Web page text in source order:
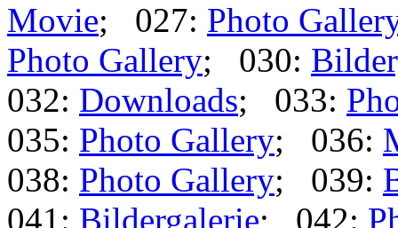
Movie; 027: Photo
Photo Gallery; 030:
032: Downloads; 033:
035: Photo Gallery; 036:
038: Photo Gallery; 039:
041: Bildergalerie; 042: